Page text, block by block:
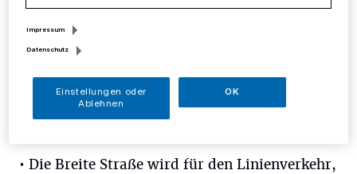
• Die Breite Straße wird für den Linienverkehr,
Impressum
Datenschutz
Einstellungen oder
Ablehnen
OK